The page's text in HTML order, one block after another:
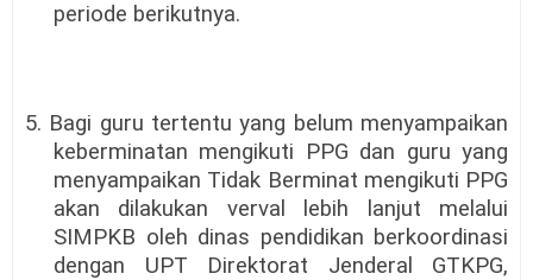
periode berikutnya.
5. Bagi guru tertentu yang belum menyampaikan
keberminatan mengikuti PPG dan guru yang
menyampaikan Tidak Berminat mengikuti PPG
akan dilakukan verval lebih lanjut melalui
SIMPKB oleh dinas pendidikan berkoordinasi
dengan UPT Direktorat Jenderal GTKPG,